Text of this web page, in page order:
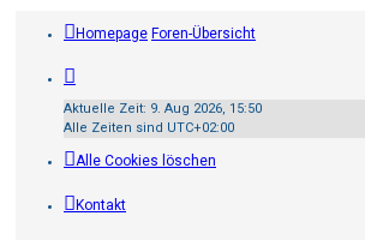
Homepage Foren-Übersicht
Aktuelle Zeit: 9. Aug 2026, 15:50
Alle Zeiten sind UTC+02:00
Alle Cookies löschen
Kontakt